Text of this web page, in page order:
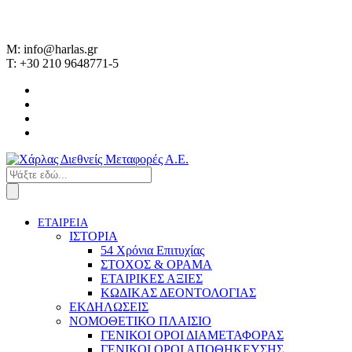
M: info@harlas.gr
T: +30 210 9648771-5
ΕΤΑΙΡΕΙΑ
ΙΣΤΟΡΙΑ
54 Χρόνια Επιτυχίας
ΣΤΟΧΟΣ & ΟΡΑΜΑ
ΕΤΑΙΡΙΚΕΣ ΑΞΙΕΣ
ΚΩΔΙΚΑΣ ΔΕΟΝΤΟΛΟΓΙΑΣ
ΕΚΔΗΛΩΣΕΙΣ
ΝΟΜΟΘΕΤΙΚΟ ΠΛΑΙΣΙΟ
ΓΕΝΙΚΟΙ ΟΡΟΙ ΔΙΑΜΕΤΑΦΟΡΑΣ
ΓΕΝΙΚΟΙ ΟΡΟΙ ΑΠΟΘΗΚΕΥΣΗΣ